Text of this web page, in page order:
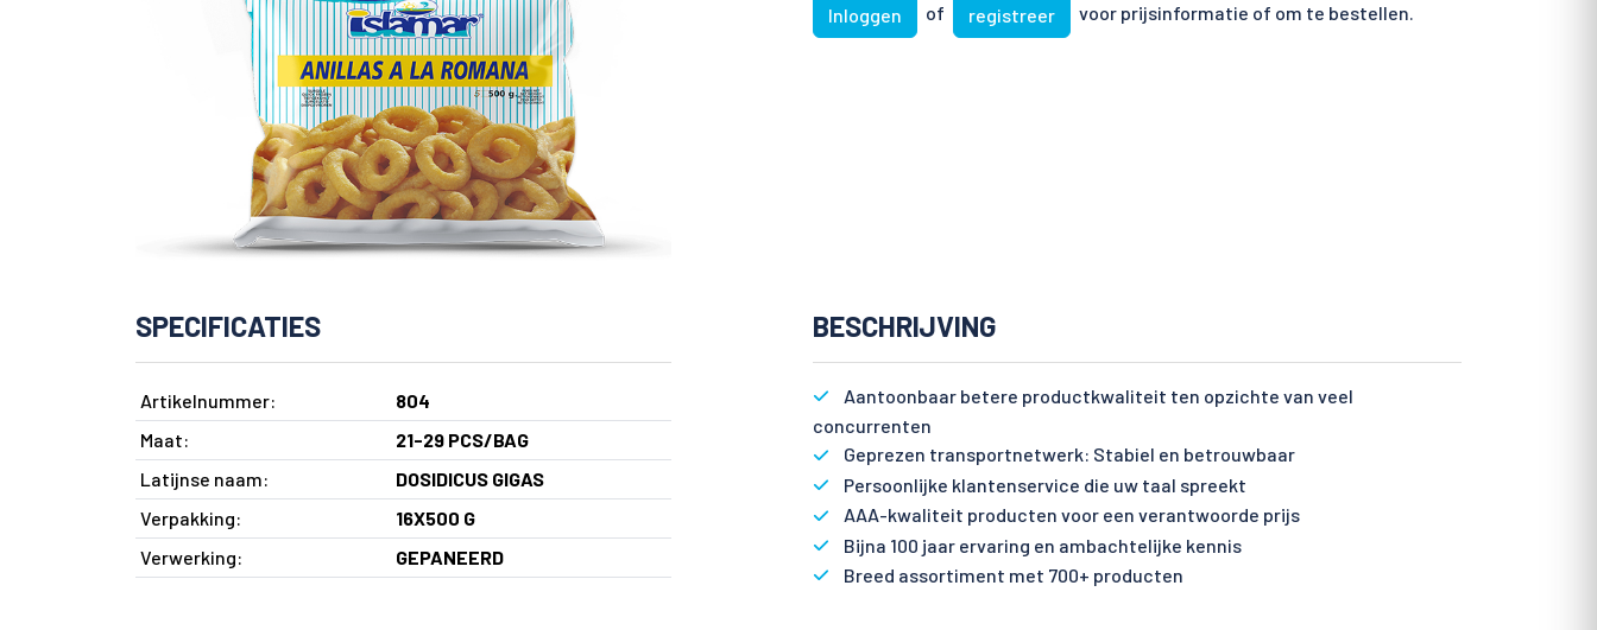
Inloggen of registreer voor prijsinformatie of om te bestellen.
SPECIFICATIES
Artikelnummer:
804
Maat:
21-29 PCS/BAG
Latijnse naam:
DOSIDICUS GIGAS
Verpakking:
16X500 G
Verwerking:
GEPANEERD
BESCHRIJVING
Aantoonbaar betere productkwaliteit ten opzichte van veel
concurrenten
Geprezen transportnetwerk: Stabiel en betrouwbaar
Persoonlijke klantenservice die uw taal spreekt
AAA-kwaliteit producten voor een verantwoorde prijs
Bijna 100 jaar ervaring en ambachtelijke kennis
Breed assortiment met 700+ producten